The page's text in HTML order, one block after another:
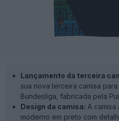
Lançamento da terceira
sua nova terceira camisa
Bundesliga, fabricada pela
Design da camisa: A
moderno em preto com